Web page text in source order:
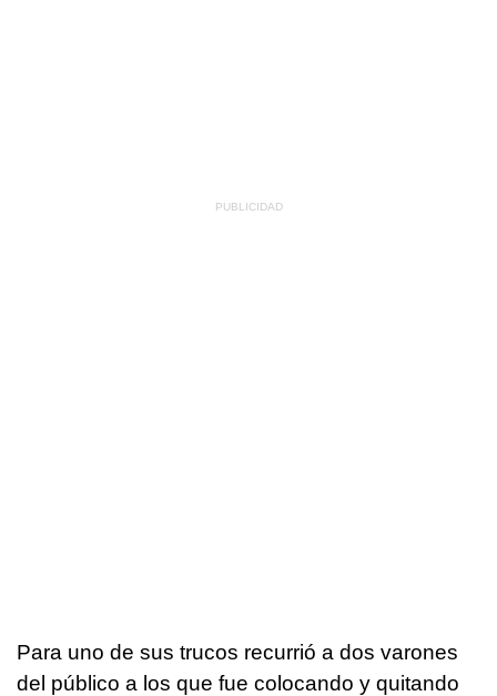
Para uno de sus trucos recurrió a dos varones
del público a los que fue colocando y quitando